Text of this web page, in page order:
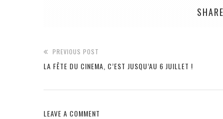
PREVIOUS POST
LA FÊTE DU CINEMA, C’EST JUSQU’AU 6 JUILLET !
LEAVE A COMMENT